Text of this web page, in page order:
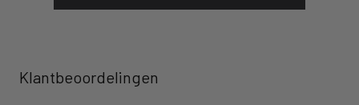
Klantbeoordelingen